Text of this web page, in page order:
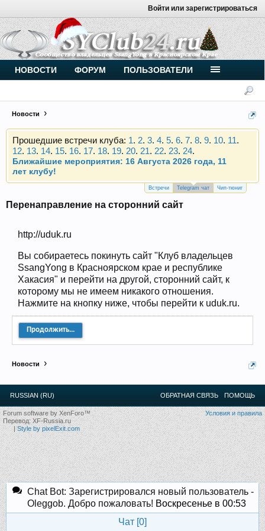
Войти или зарегистрироваться
Новости
Внимание, новые участники нашего клуба!
Основное общение происходит вTelegram-чате.
Присоединяйтесь.
Чип-тюнинг (прошивка) дизелей от
Vahmurka
12.13.14.15.16.17.18.19.20.21.22.23.24.
Ближайшие мероприятия: 16 Августа 2026 года, 11
лет клубу!
Внимание, новые участники нашего клуба!
Основное общение происходит вTelegram-чате.
Чип-тюнинг (прошивка) дизелей от
Прошедшие встречи клуба:1.2 .3.4 .5 .6.7.8.9.10
12.13.14.15.16.17.18 .19.20.21 22.23.24.
Ближайшие мероприятия: 16 Августа 2026 года, 11
лет клубу!
Встречи Telegram чат Чип-тюниг
Перенаправление на сторонний сайт
http://uduk.ru
Вы собираетесь покинуть сайт "Клуб владельцев
SsangYong в Красноярском крае и республике
Хакасия" и перейти на другой, сторонний сайт, к
которому мы не имеем никакого отношения.
Нажмите на кнопку ниже, чтобы перейти к uduk.ru.
Продолжить...
Новости
НОВОСТИ ФОРУМ ПОЛЬЗОВАТЕЛИ
RUSSIAN (RU) ОБРАТНАЯ СВЯЗЬ ПОМОЩЬ
Условия и правила
Forum software by XenForo™
Перевод:XF-Russia.ru
|Style by pixelExit.com
Chat Bot: Зарегистрировался новый пользователь -
Oleggob. Добро пожаловать! Воскресенье в 00:53
Чат [0]